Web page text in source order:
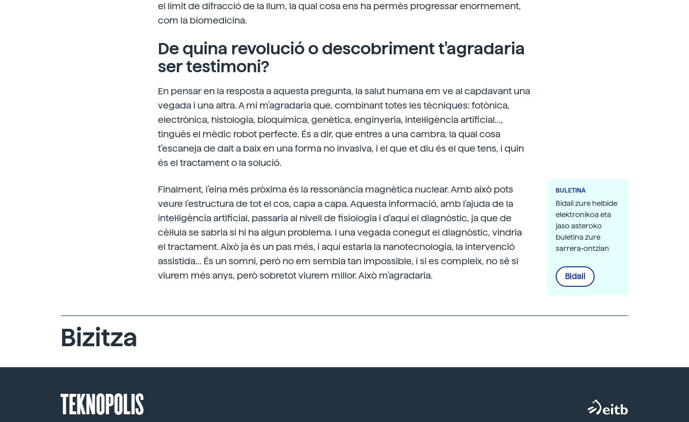
el límit de difracció de la llum, la qual cosa ens ha permès progressar enormement,
com la biomedicina.
De quina revolució o descobriment t'agradaria
ser testimoni?
En pensar en la resposta a aquesta pregunta, la salut humana em ve al capdavant una
vegada i una altra. A mi m'agradaria que, combinant totes les tècniques: fotònica,
electrònica, histologia, bioquímica, genètica, enginyeria, intel·ligència artificial...,
tingués el mèdic robot perfecte. És a dir, que entres a una cambra, la qual cosa
t'escaneja de dalt a baix en una forma no invasiva, i el que et diu és el que tens, i quin
és el tractament o la solució.
Finalment, l'eina més pròxima és la ressonància magnètica nuclear. Amb això pots
veure l'estructura de tot el cos, capa a capa. Aquesta informació, amb l'ajuda de la
intel·ligència artificial, passaria al nivell de fisiologia i d'aquí el diagnòstic, ja que de
cèl·lula se sabria si hi ha algun problema. I una vegada conegut el diagnòstic, vindria
el tractament. Això ja és un pas més, i aquí estaria la nanotecnologia, la intervenció
assistida... És un somni, però no em sembla tan impossible, i si es compleix, no sé si
viurem més anys, però sobretot viurem millor. Això m'agradaria.
BULETINA
Bidali zure helbide
elektronikoa eta
jaso asteroko
buletina zure
sarrera-ontzian
Bidali
Bizitza
TEKNOPOLIS